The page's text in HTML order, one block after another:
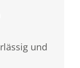
und